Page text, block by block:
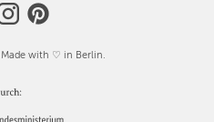
with ♡ in Berlin.